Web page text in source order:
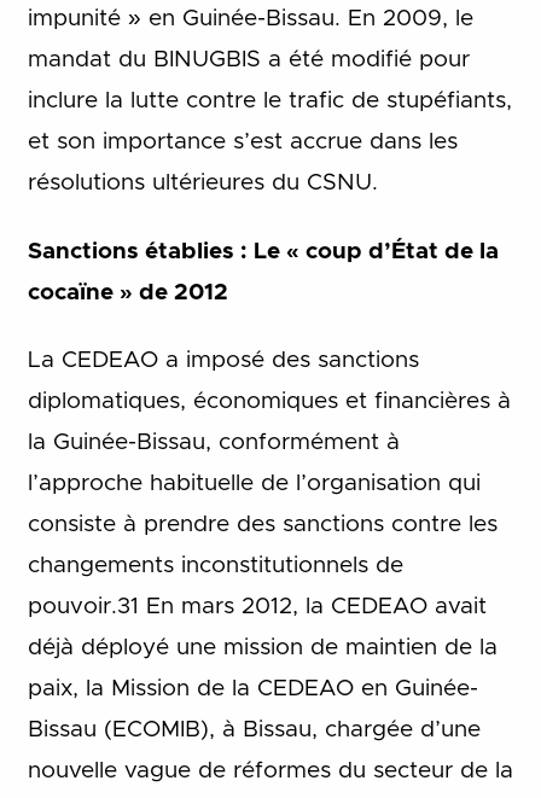
impunité » en Guinée-Bissau. En 2009, le
mandat du BINUGBIS a été modifié pour
inclure la lutte contre le trafic de stupéfiants,
et son importance s’est accrue dans les
résolutions ultérieures du CSNU.
Sanctions établies : Le « coup d’État de la
cocaïne » de 2012
La CEDEAO a imposé des sanctions
diplomatiques, économiques et financières à
la Guinée-Bissau, conformément à
l’approche habituelle de l’organisation qui
consiste à prendre des sanctions contre les
changements inconstitutionnels de
pouvoir.31 En mars 2012, la CEDEAO avait
déjà déployé une mission de maintien de la
paix, la Mission de la CEDEAO en Guinée-
Bissau (ECOMIB), à Bissau, chargée d’une
nouvelle vague de réformes du secteur de la